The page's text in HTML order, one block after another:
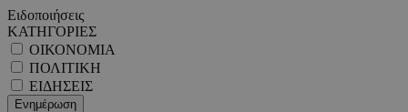
Ειδοποιήσεις
ΚΑΤΗΓΟΡΙΕΣ
ΟΙΚΟΝΟΜΙΑ
ΠΟΛΙΤΙΚΗ
ΕΙΔΗΣΕΙΣ